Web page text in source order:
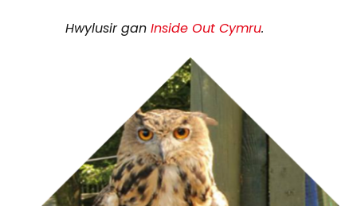
Hwylusir ganInside Out Cymru.